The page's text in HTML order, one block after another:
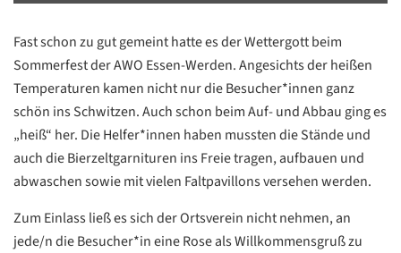
Fast schon zu gut gemeint hatte es der Wettergott beim
Sommerfest der AWO Essen-Werden. Angesichts der heißen
Temperaturen kamen nicht nur die Besucher*innen ganz
schön ins Schwitzen. Auch schon beim Auf- und Abbau ging es
„heiß“ her. Die Helfer*innen haben mussten die Stände und
auch die Bierzeltgarnituren ins Freie tragen, aufbauen und
abwaschen sowie mit vielen Faltpavillons versehen werden.
Zum Einlass ließ es sich der Ortsverein nicht nehmen, an
jede/n die Besucher*in eine Rose als Willkommensgruß zu